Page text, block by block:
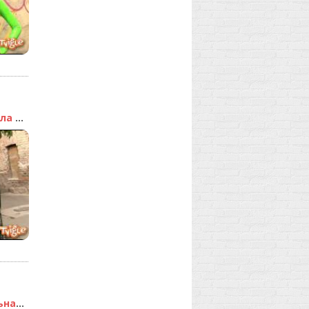
Комбинезон из винила и ...
Баскетбол и правильная ...